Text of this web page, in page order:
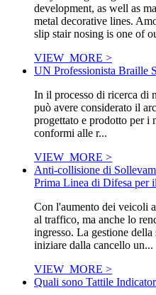
development, as well as
metal decorative lines.
slip stair nosing is one of
VIEW_MORE >
UN Professionista Braille
In il processo di ricerca di
può avere considerato il
progettato e prodotto per i
conformi alle r...
VIEW_MORE >
Anti-collisione di
Prima Linea di Difesa per
Con l'aumento dei veicoli
al traffico, ma anche lo
ingresso. La gestione
iniziare dalla cancello un...
VIEW_MORE >
Quali sono Tattile